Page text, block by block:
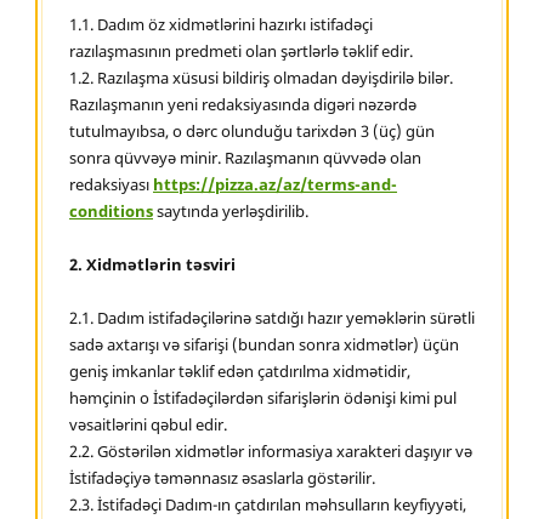
1.1. Dadım öz xidmətlərini hazırkı istifadəçi
razılaşmasının predmeti olan şərtlərlə təklif edir.
1.2. Razılaşma xüsusi bildiriş olmadan dəyişdirilə bilər.
Razılaşmanın yeni redaksiyasında digəri nəzərdə
tutulmayıbsa, o dərc olunduğu tarixdən 3 (üç) gün
sonra qüvvəyə minir. Razılaşmanın qüvvədə olan
redaksiyası https://pizza.az/az/terms-and-
conditionssaytında yerləşdirilib.
2. Xidmətlərin təsviri
2.1. Dadım istifadəçilərinə satdığı hazır yeməklərin sürətli
sadə axtarışı və sifarişi (bundan sonra xidmətlər) üçün
geniş imkanlar təklif edən çatdırılma xidmətidir,
həmçinin o İstifadəçilərdən sifarişlərin ödənişi kimi pul
vəsaitlərini qəbul edir.
2.2. Göstərilən xidmətlər informasiya xarakteri daşıyır və
İstifadəçiyə təmənnasız əsaslarla göstərilir.
2.3. İstifadəçi Dadım-ın çatdırılan məhsulların keyfiyyəti,